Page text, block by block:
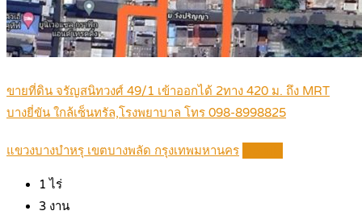
ขายที่ดิน จรัญสนิทวงศ์ 49/1 เข้าออกได้ 2ทาง 420 ม. ถึง MRT
บางยี่ขัน ใกล้เซ็นทรัล,โรงพยาบาล โทร 098-8998825
แขวงบางบำหรุ เขตบางพลัด กรุงเทพมหานคร
1 ไร่
3 งาน